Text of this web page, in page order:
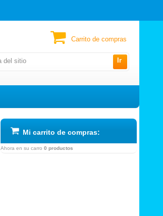
Ir
Carrito de compras
Mi carrito de compras:
Ahora en su carro 0 productos